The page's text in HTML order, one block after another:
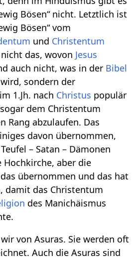
Bösen“ nicht. Letztlich ist
Bösen“ vom
und Christentum
das, wovon Jesus
auch nicht, was in der Bibel
sondern der
1.Jh. nach Christus populär
dem Christentum
Rang abzulaufen. Das
davon übernommen,
– Satan – Dämonen
Hochkirche, aber die
übernommen und das hat
damit das Christentum
des Manichäismus
von Asuras. Sie werden oft
Auch die Asuras sind